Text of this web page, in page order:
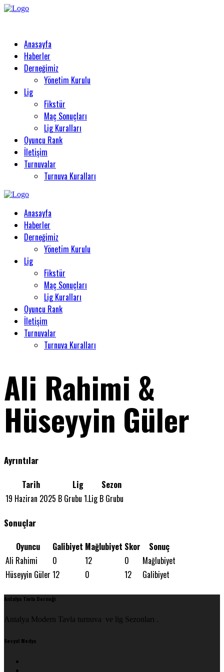
Anasayfa
Haberler
Derneğimiz
Yönetim Kurulu
Lig
Fikstür
Maç Sonuçları
Lig Kuralları
Oyuncu Rank
İletişim
Turnuvalar
Turnuva Kuralları
Anasayfa
Haberler
Derneğimiz
Yönetim Kurulu
Lig
Fikstür
Maç Sonuçları
Lig Kuralları
Oyuncu Rank
İletişim
Turnuvalar
Turnuva Kuralları
Ali Rahimi &
Hüseyyin Güler
Ayrıntılar
Tarih Lig
Sezon
19 Haziran 2025 B Grubu 1.Lig B Grubu
Sonuçlar
Oyuncu Galibiyet Mağlubiyet Skor
Sonuç
Ali Rahimi
0 12 0
Mağlubiyet
Hüseyyin Güler 12 0 12 Galibiyet
Antalya Tavla Derneği
Antalya Modern Tavla turnuva ve lig Sezonları .
Sosyal Medya